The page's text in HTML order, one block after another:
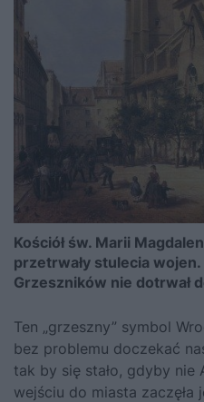
Kościół św. Marii
przetrwały stulecia
Grzeszników nie dotrwał
Ten „grzeszny” symbol
bez problemu doczekać
tak by się stało, gdyby
wejściu do miasta